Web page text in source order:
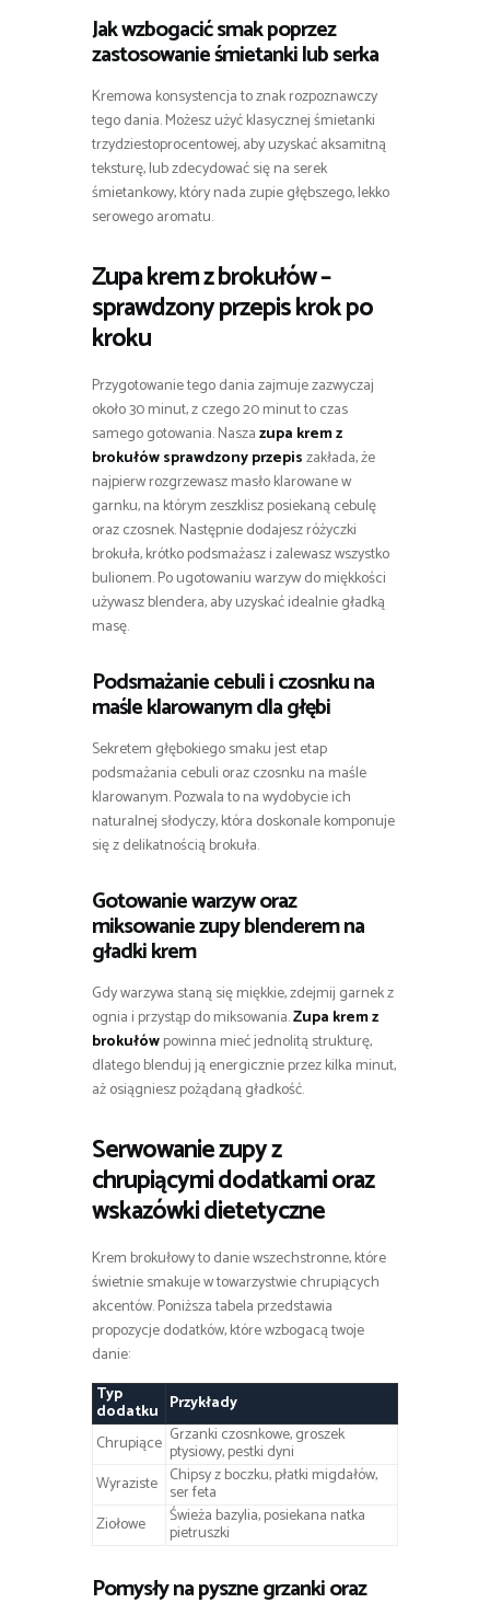
Jak wzbogacić smak poprzez
zastosowanie śmietanki lub serka
Kremowa konsystencja to znak rozpoznawczy
tego dania. Możesz użyć klasycznej śmietanki
trzydziestoprocentowej, aby uzyskać aksamitną
teksturę, lub zdecydować się na serek
śmietankowy, który nada zupie głębszego, lekko
serowego aromatu.
Zupa krem z brokułów –
sprawdzony przepis krok po
kroku
Przygotowanie tego dania zajmuje zazwyczaj
około 30 minut, z czego 20 minut to czas
samego gotowania. Naszazupa krem z
brokułów sprawdzony przepiszakłada, że
najpierw rozgrzewasz masło klarowane w
garnku, na którym zeszklisz posiekaną cebulę
oraz czosnek. Następnie dodajesz różyczki
brokuła, krótko podsmażasz i zalewasz wszystko
bulionem. Po ugotowaniu warzyw do miękkości
używasz blendera, aby uzyskać idealnie gładką
masę.
Podsmażanie cebuli i czosnku na
maśle klarowanym dla głębi
Sekretem głębokiego smaku jest etap
podsmażania cebuli oraz czosnku na maśle
klarowanym. Pozwala to na wydobycie ich
naturalnej słodyczy, która doskonale komponuje
się z delikatnością brokuła.
Gotowanie warzyw oraz
miksowanie zupy blenderem na
gładki krem
Gdy warzywa staną się miękkie, zdejmij garnek z
ognia i przystąp do miksowania.Zupa krem z
brokułówpowinna mieć jednolitą strukturę,
dlatego blenduj ją energicznie przez kilka minut,
aż osiągniesz pożądaną gładkość.
Serwowanie zupy z
chrupiącymi dodatkami oraz
wskazówki dietetyczne
Krem brokułowy to danie wszechstronne, które
świetnie smakuje w towarzystwie chrupiących
akcentów. Poniższa tabela przedstawia
propozycje dodatków, które wzbogacą twoje
danie:
Typ
dodatku Przykłady
Chrupiące Grzanki czosnkowe, groszek
ptysiowy, pestki dyni
Wyraziste Chipsy z boczku, płatki migdałów,
ser feta
Ziołowe
Świeża bazylia, posiekana natka
pietruszki
Pomysły na pyszne grzanki oraz